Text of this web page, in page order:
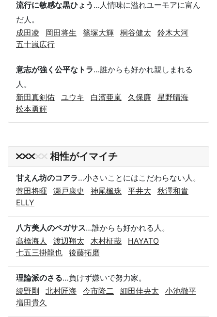
流行に敏感な黒ひょう …人情味に溢れユーモアに富ん
だ人。
成田凌
岡田将生 篠塚大輝 桐谷健太
鈴木大河
五十嵐広行
意志が強く公平なトラ…誰からも好かれ親しまれる
人。
新田真剣佑
ユウキ 白濱亜嵐 久保廉
星野晴海
松本勇輝
相性がイマイチ
甘えん坊のコアラ…小さいことにはこだわらない人。
菅田将暉
瀬戸康史 神尾楓珠 平井大
秋澤和貴
ELLY
八方美人のペガサス…誰からも好かれる人。
髙橋海人
渡辺翔太 木村柾哉
HAYATO
七五三掛龍也
後藤拓磨
理論派のさる…負けず嫌いで努力家。
綾野剛
北村匠海 今市隆二 細田佳央太
小池徹平
増田貴久